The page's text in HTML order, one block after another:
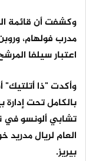
وكشفت أن قائمة
مدرب فولهام،
اعتبار سيلفا
وأكدت "ذا أتلتيك"
بالكامل تحت
تشابي ألونسو في
العام لريال
بيريز.